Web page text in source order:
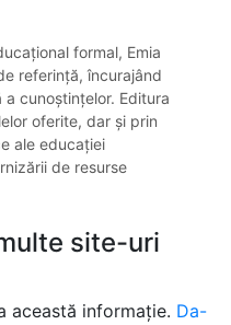
formal, Emia
referință, încurajând
cunoștințelor. Editura
oferite, dar și prin
ale educației
de resurse
site-uri
această informație. Da-